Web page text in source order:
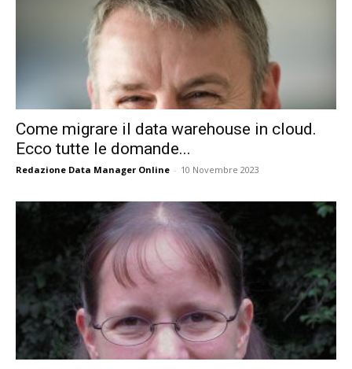
Come migrare il data warehouse in cloud.
Ecco tutte le domande...
Redazione Data Manager Online - 10 Novembre 2023